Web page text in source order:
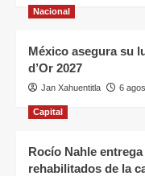
Nacional
México asegura su
d’Or 2027
Jan Xahuentitla 6
Capital
Rocío Nahle
rehabilitados de la